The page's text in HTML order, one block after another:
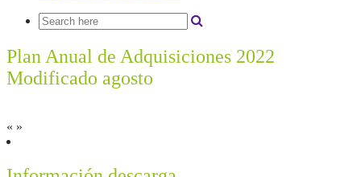
Plan Anual de Adquisiciones 2022
Modificado agosto
« »